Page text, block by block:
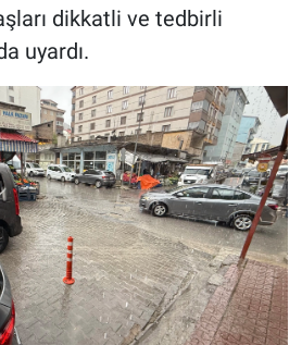
dikkatli ve tedbirli
uyardı.